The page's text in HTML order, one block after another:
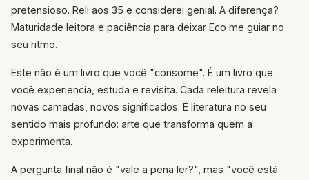
pretensioso. Reli aos 35 e considerei genial. A diferença?
Maturidade leitora e paciência para deixar Eco me guiar no
seu ritmo.
Este não é um livro que você "consome". É um livro que
você experiencia, estuda e revisita. Cada releitura revela
novas camadas, novos significados. É literatura no seu
sentido mais profundo: arte que transforma quem a
experimenta.
A pergunta final não é "vale a pena ler?", mas "você está